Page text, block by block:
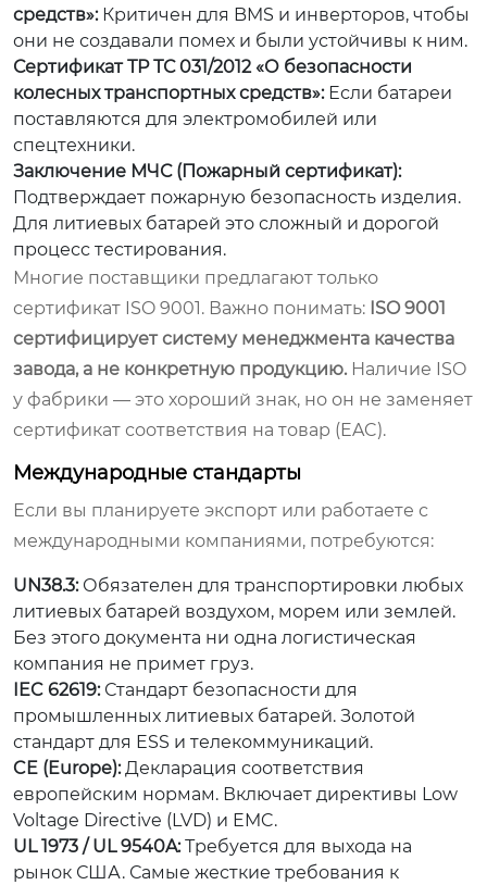
средств»:Критичен для BMS и инверторов, чтобы
они не создавали помех и были устойчивы к ним.
Сертификат ТР ТС 031/2012 «О безопасности
колесных транспортных средств»:Если батареи
поставляются для электромобилей или
спецтехники.
Заключение МЧС (Пожарный сертификат):
Подтверждает пожарную безопасность изделия.
Для литиевых батарей это сложный и дорогой
процесс тестирования.
Многие поставщики предлагают только
сертификат ISO 9001. Важно понимать: ISO 9001
сертифицирует систему менеджмента качества
завода, а не конкретную продукцию. Наличие ISO
у фабрики — это хороший знак, но он не заменяет
сертификат соответствия на товар (EAC).
Международные стандарты
Если вы планируете экспорт или работаете с
международными компаниями, потребуются:
UN38.3:Обязателен для транспортировки любых
литиевых батарей воздухом, морем или землей.
Без этого документа ни одна логистическая
компания не примет груз.
IEC 62619:Стандарт безопасности для
промышленных литиевых батарей. Золотой
стандарт для ESS и телекоммуникаций.
CE (Europe):Декларация соответствия
европейским нормам. Включает директивы Low
Voltage Directive (LVD) и EMC.
UL 1973 / UL 9540A:Требуется для выхода на
рынок США. Самые жесткие требования к